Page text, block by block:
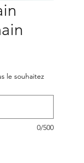
le souhaitez
0/500